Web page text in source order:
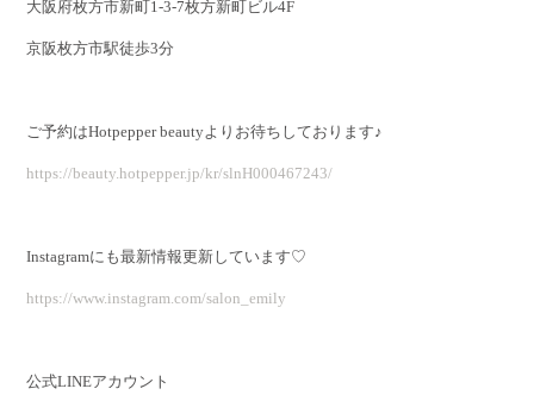
大阪府枚方市新町1-3-7枚方新町ビル4F
京阪枚方市駅徒歩3分
ご予約はHotpepper beautyよりお待ちしております♪
https://beauty.hotpepper.jp/kr/slnH000467243/
Instagramにも最新情報更新しています♡
https://www.instagram.com/salon_emily
公式LINEアカウント